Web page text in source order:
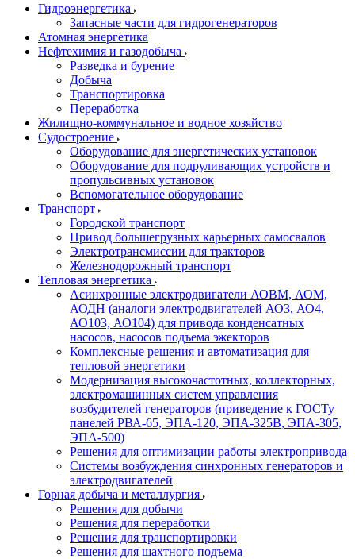
Гидроэнергетика
Запасные части для гидрогенераторов
Атомная энергетика
Нефтехимия и газодобыча
Разведка и бурение
Добыча
Транспортировка
Переработка
Жилищно-коммунальное и водное хозяйство
Судостроение
Оборудование для энергетических установок
Оборудование для подруливающих устройств и
пропульсивных установок
Вспомогательное оборудование
Транспорт
Городской транспорт
Привод большегрузных карьерных самосвалов
Электротрансмиссии для тракторов
Железнодорожный транспорт
Тепловая энергетика
Асинхронные электродвигатели АОВМ, АОМ,
АОДН (аналоги электродвигателей АО3, АО4,
АО103, АО104) для привода конденсатных
насосов, насосов подъема эжекторов
Комплексные решения и автоматизация для
тепловой энергетики
Модернизация высокочастотных, коллекторных,
электромашинных систем управления
возбудителей генераторов (приведение к ГОСТу
панелей РВА-65, ЭПА-120, ЭПА-325В, ЭПА-305,
ЭПА-500)
Решения для оптимизации работы электропривода
Системы возбуждения синхронных генераторов и
электродвигателей
Горная добыча и металлургия
Решения для добычи
Решения для переработки
Решения для транспортировки
Решения для шахтного подъема